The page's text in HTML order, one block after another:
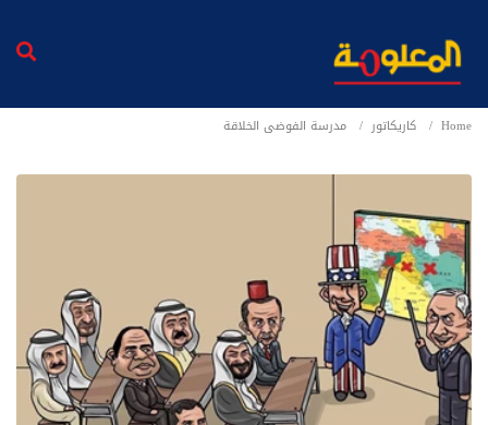
Home كاريكاتور مدرسة الفوضى الخلاقة